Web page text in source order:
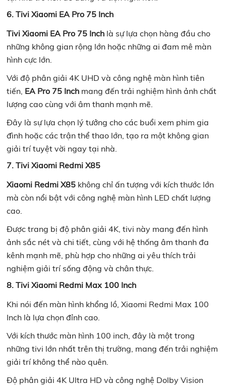
6. Tivi Xiaomi EA Pro 75 Inch
Tivi Xiaomi EA Pro 75 Inch là sự lựa chọn hàng đầu cho
những không gian rộng lớn hoặc những ai đam mê màn
hình cực lớn.
Với độ phân giải 4K UHD và công nghệ màn hình tiên
tiến, EA Pro 75 Inch mang đến trải nghiệm hình ảnh chất
lượng cao cùng với âm thanh mạnh mẽ.
Đây là sự lựa chọn lý tưởng cho các buổi xem phim gia
đình hoặc các trận thể thao lớn, tạo ra một không gian
giải trí tuyệt vời ngay tại nhà.
7. Tivi Xiaomi Redmi X85
Xiaomi Redmi X85 không chỉ ấn tượng với kích thước lớn
mà còn nổi bật với công nghệ màn hình LED chất lượng
cao.
Được trang bị độ phân giải 4K, tivi này mang đến hình
ảnh sắc nét và chi tiết, cùng với hệ thống âm thanh đa
kênh mạnh mẽ, phù hợp cho những ai yêu thích trải
nghiệm giải trí sống động và chân thực.
8. Tivi Xiaomi Redmi Max 100 Inch
Khi nói đến màn hình khổng lồ, Xiaomi Redmi Max 100
Inch là lựa chọn đỉnh cao.
Với kích thước màn hình 100 inch, đây là một trong
những tivi lớn nhất trên thị trường, mang đến trải nghiệm
giải trí không thể nào quên.
Độ phân giải 4K Ultra HD và công nghệ Dolby Vision